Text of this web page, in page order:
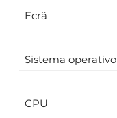
Ecrã
Sistema operativo
CPU